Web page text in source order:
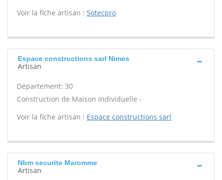
Voir la fiche artisan : Sotecpro
Espace constructions sarl Nimes
Artisan
Département: 30
Construction de Maison Individuelle -
Voir la fiche artisan : Espace constructions sarl
Nbm securite Maromme
Artisan